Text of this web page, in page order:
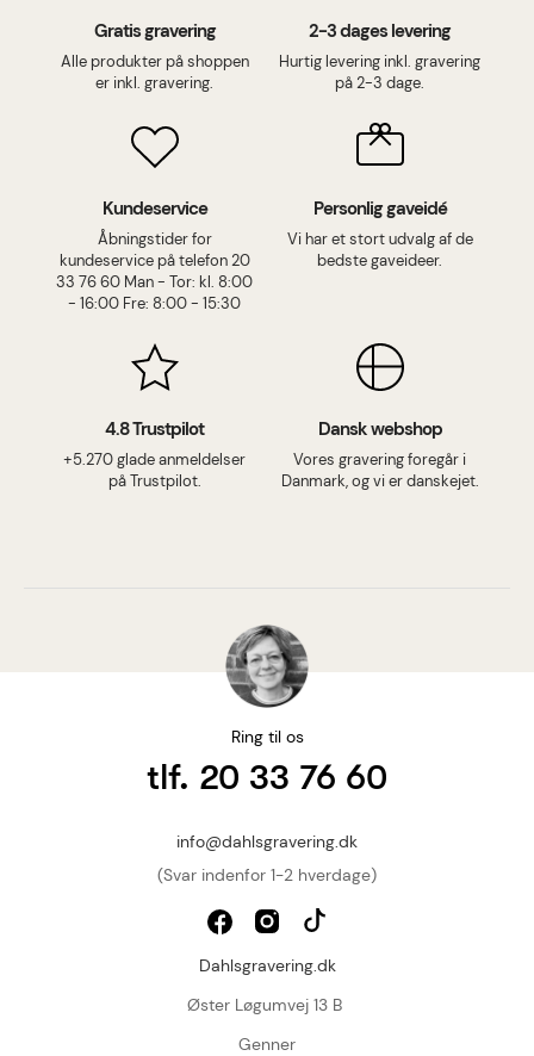
Gratis gravering
Alle produkter på shoppen
er inkl. gravering.
2-3 dages levering
Hurtig levering inkl. gravering
på 2-3 dage.
Kundeservice
Åbningstider for
kundeservice på telefon 20
33 76 60 Man - Tor: kl. 8:00
- 16:00 Fre: 8:00 - 15:30
Personlig gaveidé
Vi har et stort udvalg af de
bedste gaveideer.
4.8 Trustpilot
+5.270 glade anmeldelser
på Trustpilot.
Dansk webshop
Vores gravering foregår i
Danmark, og vi er danskejet.
Ring til os
tlf. 20 33 76 60
info@dahlsgravering.dk
(Svar indenfor 1-2 hverdage)
Dahlsgravering.dk
Øster Løgumvej 13 B
Genner